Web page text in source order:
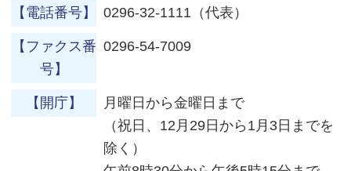
【電話番号】 0296-32-1111（代表）
【ファクス番
号】
0296-54-7009
【開庁】
月曜日から金曜日まで
（祝日、12月29日から1月3日までを
除く）